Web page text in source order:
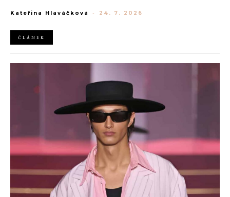
22. do 28. září přivítá tradiční jména, pozornost však zaměří
Moschino.
Kateřina Hlaváčková - 24. 7. 2026
ČLÁNEK